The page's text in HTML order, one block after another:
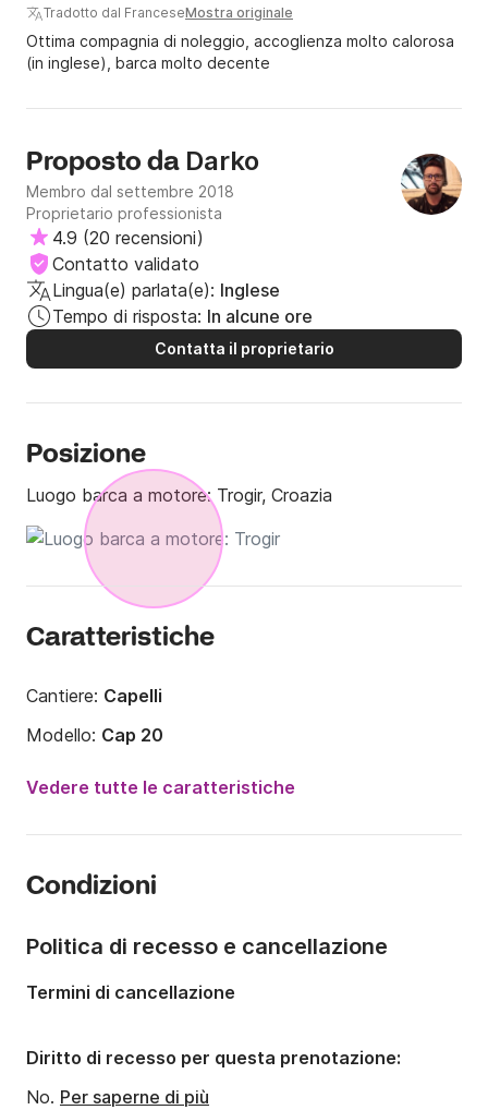
Tradotto dal FranceseMostra originale
Ottima compagnia di noleggio, accoglienza molto calorosa
(in inglese), barca molto decente
Proposto da Darko
Membro dal settembre 2018
Proprietario professionista
4.9 (20 recensioni)
Contatto validato
Lingua(e) parlata(e): Inglese
Tempo di risposta: In alcune ore
Contatta il proprietario
Posizione
Luogo barca a motore: Trogir, Croazia
Caratteristiche
Cantiere: Capelli
Modello: Cap 20
115CV
Portata massima persone:
Vedere tutte le caratteristiche
Condizioni
Politica di recesso e cancellazione
Termini di cancellazione
Diritto di recesso per questa prenotazione:
No. Per saperne di più